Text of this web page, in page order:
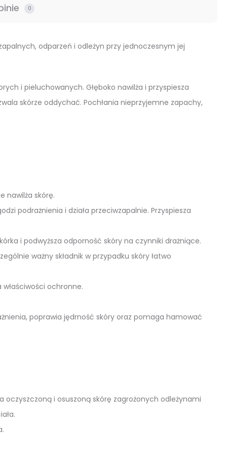
0
odparzeń i odleżyn przy jednoczesnym jej
i pieluchowanych. Głęboko nawilża i przyspiesza
skórze oddychać. Pochłania nieprzyjemne zapachy,
nawilża skórę.
podrażnienia i działa przeciwzapalnie. Przyspiesza
i podwyższa odporność skóry na czynniki drażniące.
ważny składnik w przypadku skóry łatwo
ochronne.
poprawia jędrność skóry oraz pomaga hamować
oczyszczoną i osuszoną skórę zagrożonych odleżynami